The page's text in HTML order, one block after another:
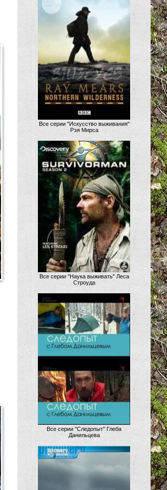
Все серии "Искусство выживания"
Рэя Мирса
Все серии "Наука выживать" Леса
Строуда
Все серии "Следопыт" Глеба
Данильцева